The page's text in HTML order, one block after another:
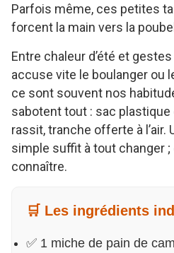
Parfois même, ces petites
forcent la main vers la
Entre chaleur d’été et
accuse vite le boulanger ou
ce sont souvent nos
sabotent tout : sac
rassit, tranche offerte à l’air.
simple suffit à tout changer
connaître.
🛒 Les ingrédients
✅ 1 miche de pain de